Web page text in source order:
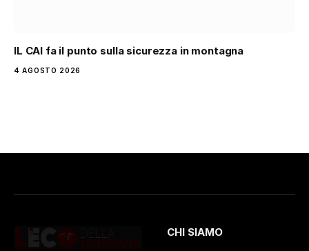
IL CAI fa il punto sulla sicurezza in montagna
4 AGOSTO 2026
CHI SIAMO